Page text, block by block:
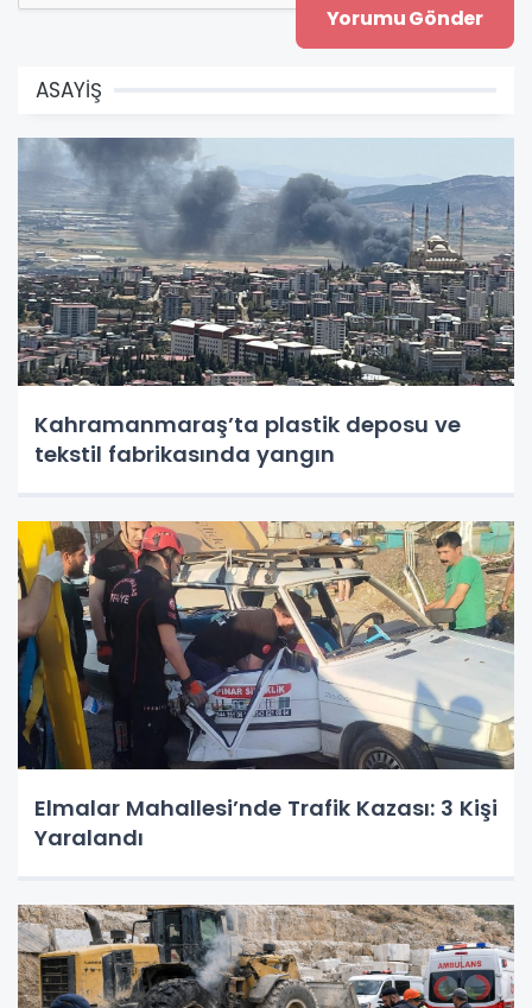
ASAYİŞ
Kahramanmaraş’ta plastik deposu ve
tekstil fabrikasında yangın
Elmalar Mahallesi’nde Trafik Kazası: 3 Kişi
Yaralandı